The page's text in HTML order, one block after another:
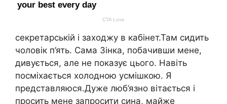
секретарській і заходжу в кабінет.Там сидить
чоловік п’ять. Сама Зінка, побачивши мене,
дивується, але не показує цього. Навіть
посміхається холодною усмішкою. Я
представляюся.Дуже люб’язно вітається і
просить мене запросити сина, майже